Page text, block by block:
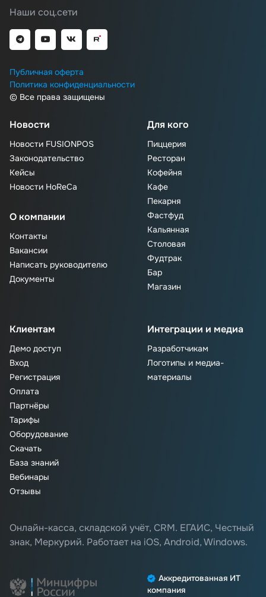
Наши соц.сети
Публичная оферта
Политика конфиденциальности
© Все права защищены
Новости
Новости FUSIONPOS
Законодательство
Кейсы
Новости HoReCa
О компании
Контакты
Вакансии
Написать руководителю
Документы
Для кого
Пиццерия
Ресторан
Кофейня
Кафе
Пекарня
Фастфуд
Кальянная
Столовая
Фудтрак
Бар
Магазин
Клиентам
Демо доступ
Вход
Регистрация
Оплата
Партнёры
Тарифы
Оборудование
Скачать
База знаний
Вебинары
Отзывы
Интеграции и медиа
Разработчикам
Логотипы и медиа-
материалы
Онлайн-касса, складской учёт, CRM. ЕГАИС, Честный
знак, Меркурий. Работает на iOS, Android, Windows.
Аккредитованная ИТ
компания